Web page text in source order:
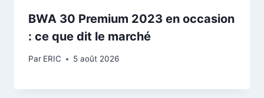
BWA 30 Premium 2023 en occasion
: ce que dit le marché
Par ERIC 5 août 2026